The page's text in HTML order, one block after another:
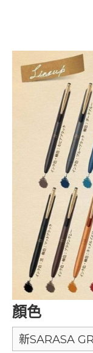
顏色
新SARASA